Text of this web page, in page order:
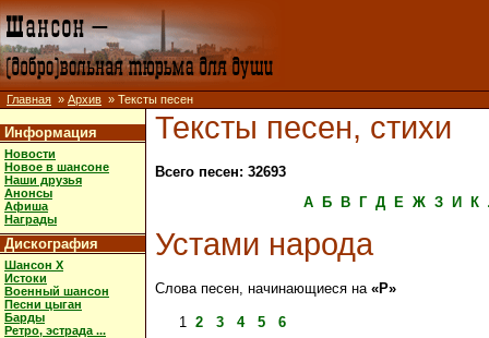
Главная » Архив » Тексты песен
Информация
Новости
Новое в шансоне
Наши друзья
Анонсы
Афиша
Награды
Дискография
Шансон X
Истоки
Военный шансон
Песни цыган
Барды
Ретро, эстрада ...
Тексты песен, стихи
Всего песен: 32693
А
Б В Г Д Е Ж З И К
Устами народа
Слова песен, начинающиеся на «Р»
1 2 3 4 5 6